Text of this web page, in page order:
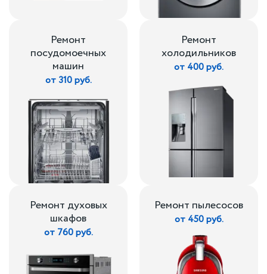
Ремонт
посудомоечных
машин
от 310 руб.
Ремонт
холодильников
от 400 руб.
Ремонт духовых
шкафов
от 760 руб.
Ремонт пылесосов
от 450 руб.